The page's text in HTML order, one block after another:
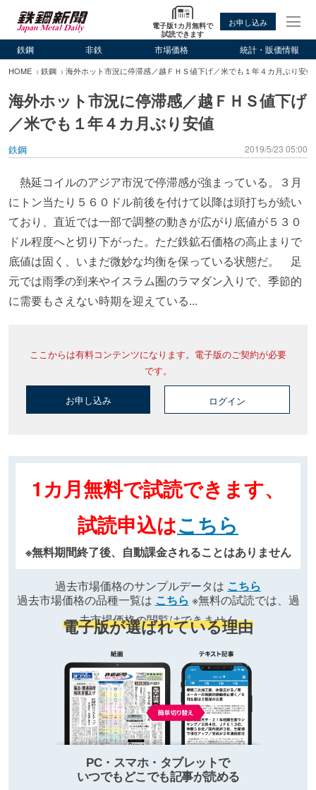
電子版1カ月無料で
試読できます
お申し込み
鉄鋼 非鉄 市場価格 統計・販価情報
HOME 鉄鋼 海外ホット市況に停滞感／越ＦＨＳ値下げ／米でも１年４カ月ぶり安値
海外ホット市況に停滞感／越ＦＨＳ値下げ
／米でも１年４カ月ぶり安値
鉄鋼 2019/5/23 05:00
熱延コイルのアジア市況で停滞感が強まっている。３月
にトン当たり５６０ドル前後を付けて以降は頭打ちが続い
ており、直近では一部で調整の動きが広がり底値が５３０
ドル程度へと切り下がった。ただ鉄鉱石価格の高止まりで
底値は固く、いまだ微妙な均衡を保っている状態だ。 足
元では雨季の到来やイスラム圏のラマダン入りで、季節的
に需要もさえない時期を迎えている...
ここからは有料コンテンツになります。電子版のご契約が必要
です。
お申し込み ログイン
1カ月無料で試読できます、
試読申込はこちら
※無料期間終了後、自動課金されることはありません
過去市場価格のサンプルデータは こちら
過去市場価格の品種一覧は こちら ※無料の試読では、過
去市場価格の閲覧はできません
電子版が選ばれている理由
PC・スマホ・タブレットで
いつでもどこでも記事が読める